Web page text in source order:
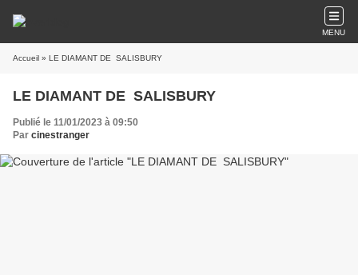
MENU
Accueil » LE DIAMANT DE SALISBURY
LE DIAMANT DE SALISBURY
Publié le 11/01/2023 à 09:50
Par cinestranger